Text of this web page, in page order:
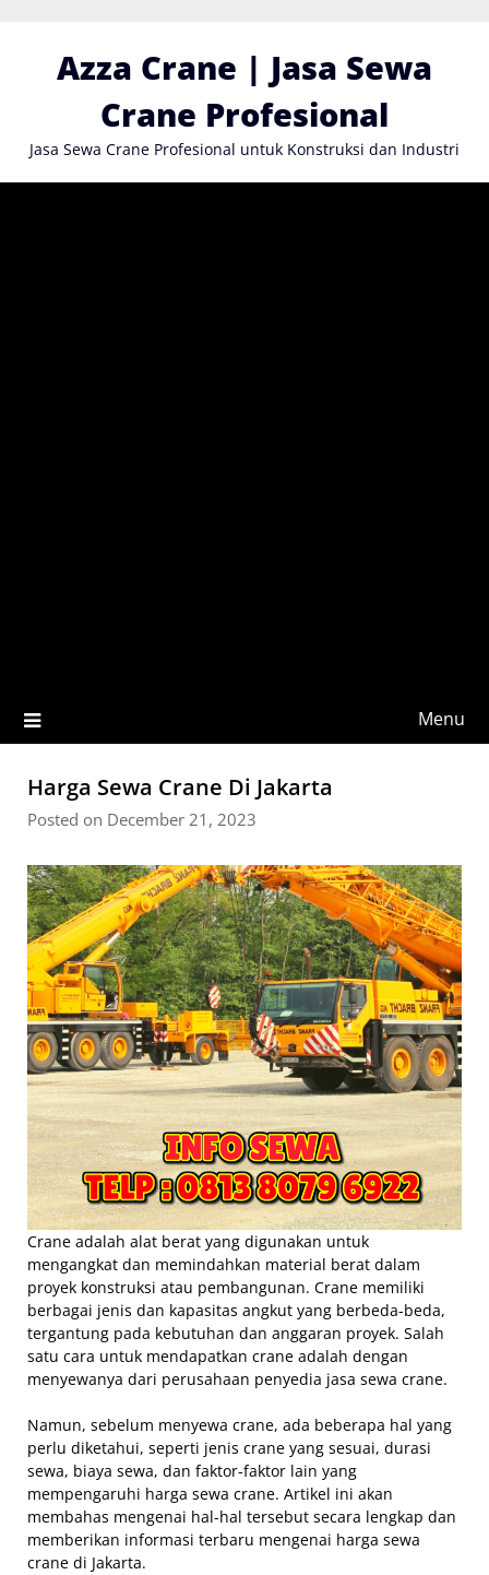
contentAzza Crane | Jasa Sewa
Crane Profesional
Jasa Sewa Crane Profesional untuk Konstruksi dan Industri
Menu
Harga Sewa Crane Di Jakarta
Posted on December 21, 2023
Crane adalah alat berat yang digunakan untuk
mengangkat dan memindahkan material berat dalam
proyek konstruksi atau pembangunan. Crane memiliki
berbagai jenis dan kapasitas angkut yang berbeda-beda,
tergantung pada kebutuhan dan anggaran proyek. Salah
satu cara untuk mendapatkan crane adalah dengan
menyewanya dari perusahaan penyedia jasa sewa crane.
Namun, sebelum menyewa crane, ada beberapa hal yang
perlu diketahui, seperti jenis crane yang sesuai, durasi
sewa, biaya sewa, dan faktor-faktor lain yang
mempengaruhi harga sewa crane. Artikel ini akan
membahas mengenai hal-hal tersebut secara lengkap dan
memberikan informasi terbaru mengenai harga sewa
crane di Jakarta.